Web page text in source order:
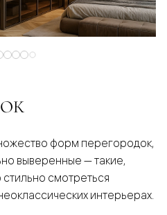
форм перегородок,
выверенные — такие,
смотреться
интерьерах.